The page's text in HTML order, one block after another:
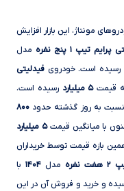
مونتاژ، این بازار افزایش
تیپ ۱ پنج نفره
مدل
رسیده است. خودروی فیدلیتی
قیمت۵ میلیارد
رسیده است.
به روز گذشته حدود ۸۰۰
با میانگین قیمت
۵ میلیارد
بازه قیمت توسط خریداران
مدل ۱۴۰۴با
و خرید و فروش آن در این